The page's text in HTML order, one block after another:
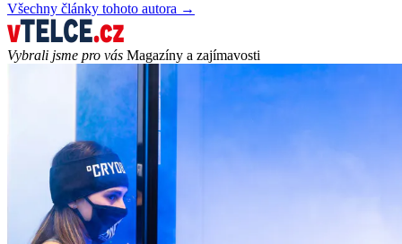
Všechny články tohoto autora →
Vybrali jsme pro vás Magazíny a zajímavosti